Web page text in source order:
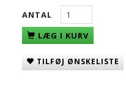
ANTAL
LÆG I KURV
TILFØJ ØNSKELISTE